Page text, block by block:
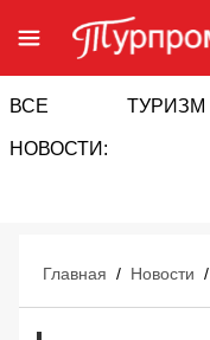
ВСЕ
НОВОСТИ:
ТУРИЗМ
Главная / Новости /